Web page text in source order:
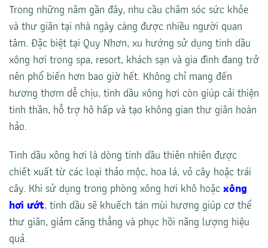
Trong những năm gần đây, nhu cầu chăm sóc sức khỏe
và thư giãn tại nhà ngày càng được nhiều người quan
tâm. Đặc biệt tại Quy Nhơn, xu hướng sử dụng tinh dầu
xông hơi trong spa, resort, khách sạn và gia đình đang trở
nên phổ biến hơn bao giờ hết. Không chỉ mang đến
hương thơm dễ chịu, tinh dầu xông hơi còn giúp cải thiện
tinh thần, hỗ trợ hô hấp và tạo không gian thư giãn hoàn
hảo.
Tinh dầu xông hơi là dòng tinh dầu thiên nhiên được
chiết xuất từ các loại thảo mộc, hoa lá, vỏ cây hoặc trái
cây. Khi sử dụng trong phòng xông hơi khô hoặc xông
hơi ướt, tinh dầu sẽ khuếch tán mùi hương giúp cơ thể
thư giãn, giảm căng thẳng và phục hồi năng lượng hiệu
quả.